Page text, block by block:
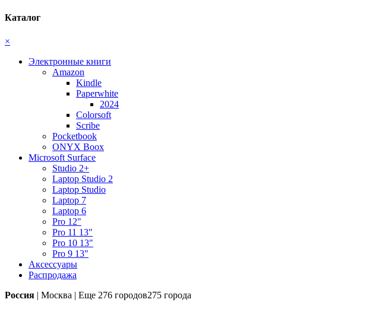
Каталог
×
Электронные книги
Amazon
Kindle
Paperwhite
2024
Colorsoft
Scribe
Pocketbook
ONYX Boox
Microsoft Surface
Studio 2+
Laptop Studio 2
Laptop Studio
Laptop 7
Laptop 6
Pro 12"
Pro 11 13"
Pro 10 13"
Pro 9 13"
Аксессуары
Распродажа
Россия | Москва | Еще 276 городов275 города